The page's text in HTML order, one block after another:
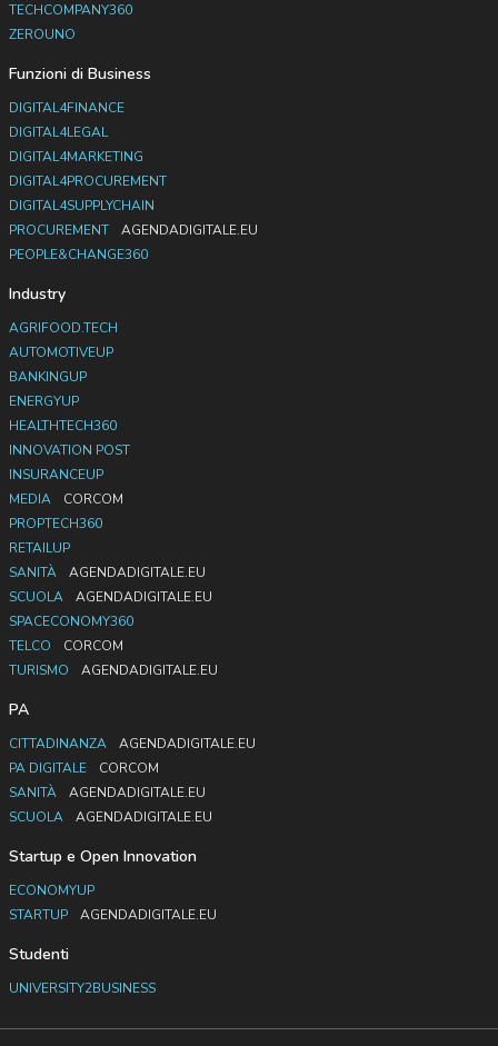
TECHCOMPANY360
ZEROUNO
Funzioni di Business
DIGITAL4FINANCE
DIGITAL4LEGAL
DIGITAL4MARKETING
DIGITAL4PROCUREMENT
DIGITAL4SUPPLYCHAIN
PROCUREMENT
AGENDADIGITALE.EU
PEOPLE&CHANGE360
Industry
AGRIFOOD.TECH
AUTOMOTIVEUP
BANKINGUP
ENERGYUP
HEALTHTECH360
INNOVATION POST
INSURANCEUP
MEDIA
CORCOM
PROPTECH360
RETAILUP
SANITÀ
AGENDADIGITALE.EU
SCUOLA
AGENDADIGITALE.EU
SPACECONOMY360
TELCO
CORCOM
TURISMO
AGENDADIGITALE.EU
PA
CITTADINANZA
AGENDADIGITALE.EU
PA DIGITALE
CORCOM
SANITÀ
AGENDADIGITALE.EU
SCUOLA
AGENDADIGITALE.EU
Startup e Open Innovation
ECONOMYUP
STARTUP
AGENDADIGITALE.EU
Studenti
UNIVERSITY2BUSINESS